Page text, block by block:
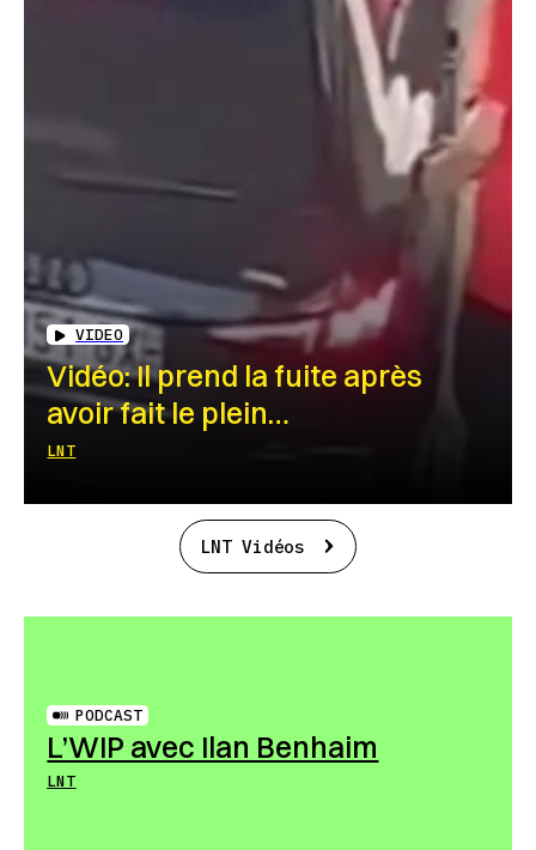
VIDEO
Vidéo: Il prend la fuite après
avoir fait le plein…
LNT
LNT Vidéos
PODCAST
L’WIP avec Ilan Benhaim
LNT